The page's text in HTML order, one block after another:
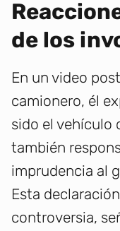
de los
En un video
camionero, él
sido el vehículo
también
imprudencia al
Esta
controversia,